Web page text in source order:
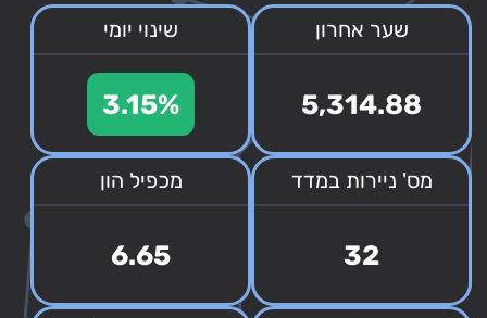
שער אחרון
5,314.88
שינוי יומי
3.15%
מס' ניירות במדד
32
מכפיל הון
6.65